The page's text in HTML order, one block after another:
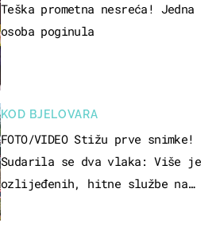
Teška prometna nesreća! Jedna
osoba poginula
KOD BJELOVARA
FOTO/VIDEO Stižu prve snimke!
Sudarila se dva vlaka: Više je
ozlijeđenih, hitne službe na